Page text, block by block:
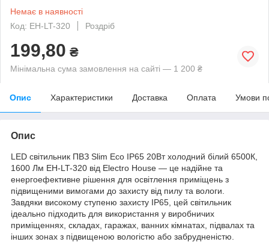
Немає в наявності
Код: EH-LT-320
Роздріб
199,80 ₴
Мінімальна сума замовлення на сайті — 1 200 ₴
Опис Характеристики Доставка Оплата Умови
Опис
LED світильник ПВЗ Slim Eco IP65 20Вт холодний білий 6500К,
1600 Лм EH-LT-320 від Electro House — це надійне та
енергоефективне рішення для освітлення приміщень з
підвищеними вимогами до захисту від пилу та вологи.
Завдяки високому ступеню захисту IP65, цей світильник
ідеально підходить для використання у виробничих
приміщеннях, складах, гаражах, ванних кімнатах, підвалах та
інших зонах з підвищеною вологістю або забрудненістю.